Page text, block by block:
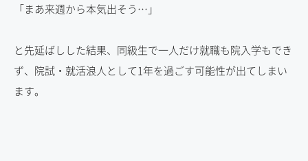
「まあ来週から本気出そう…」
と先延ばしした結果、同級生で一人だけ就職も院入学もでき
ず、院試・就活浪人として1年を過ごす可能性が出てしまい
ます。